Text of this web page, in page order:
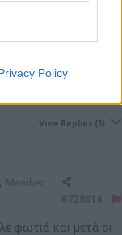
Policy
απλώς τη
με νερό. Με αυτόν
αλλά μετά από 10
View Replies (5)
Member
φωτιά και μετά οι